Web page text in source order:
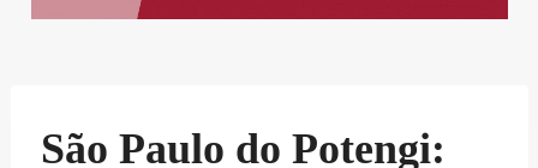
São Paulo do Potengi: